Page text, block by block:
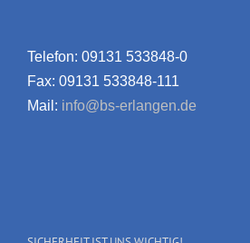
Telefon: 09131 533848-0
Fax: 09131 533848-111
Mail: info@bs-erlangen.de